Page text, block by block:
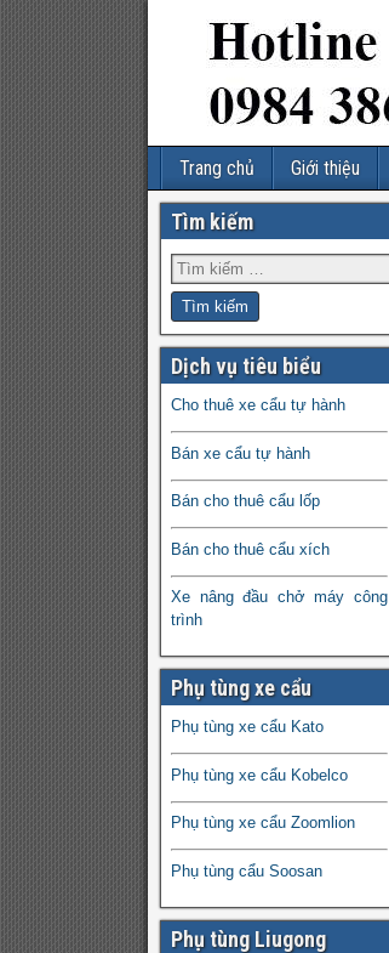
Trang chủ Giới thiệu
Tìm kiếm
Dịch vụ tiêu biểu
Cho thuê xe cẩu tự hành
Bán xe cẩu tự hành
Bán cho thuê cẩu lốp
Bán cho thuê cẩu xích
Xe nâng đầu chở máy công
trình
Phụ tùng xe cẩu
Phụ tùng xe cẩu Kato
Phụ tùng xe cẩu Kobelco
Phụ tùng xe cẩu Zoomlion
Phụ tùng cẩu Soosan
Phụ tùng Liugong